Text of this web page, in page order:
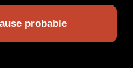
probable